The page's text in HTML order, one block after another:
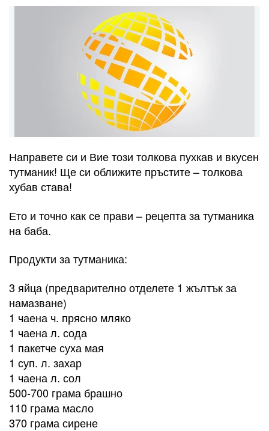
Направете си и Вие този толкова пухкав и вкусен
тутманик! Ще си оближите пръстите – толкова
хубав става!
Ето и точно как се прави – рецепта за тутманика
на баба.
Продукти за тутманика:
3 яйца (предварително отделете 1 жълтък за
намазване)
1 чаена ч. прясно мляко
1 чаена л. сода
1 пакетче суха мая
1 суп. л. захар
1 чаена л. сол
500-700 грама брашно
110 грама масло
370 грама сирене